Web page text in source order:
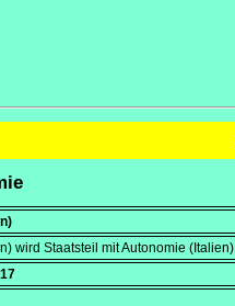
wird Staatsteil mit Autonomie (Italien)